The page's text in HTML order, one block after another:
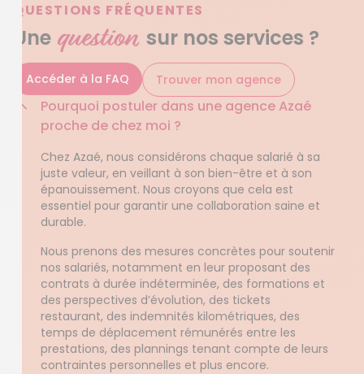
QUESTIONS FRÉQUENTES
Une question sur nos services ?
Accéder à la FAQ Trouver mon agence
Pourquoi postuler dans une agence Azaé
proche de chez moi ?
Chez Azaé, nous considérons chaque salarié à sa
juste valeur, en veillant à son bien-être et à son
épanouissement. Nous croyons que cela est
essentiel pour garantir une collaboration saine et
durable.
Nous prenons des mesures concrètes pour soutenir
nos salariés, notamment en leur proposant des
contrats à durée indéterminée, des formations et
des perspectives d’évolution, des tickets
restaurant, des indemnités kilométriques, des
temps de déplacement rémunérés entre les
prestations, des plannings tenant compte de leurs
contraintes personnelles et plus encore.